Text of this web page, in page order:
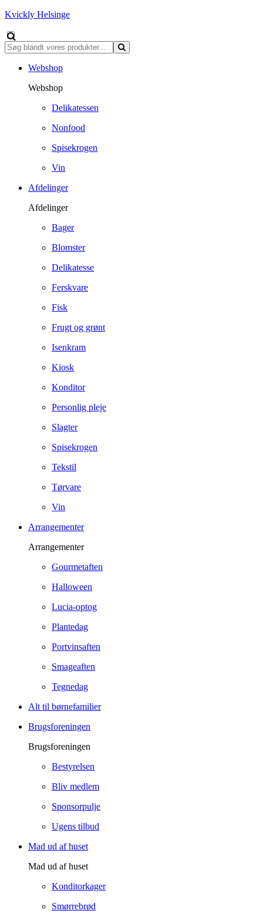
Kvickly Helsinge
Webshop
Webshop
Delikatessen
Nonfood
Spisekrogen
Vin
Afdelinger
Afdelinger
Bager
Blomster
Delikatesse
Ferskvare
Fisk
Frugt og grønt
Isenkram
Kiosk
Konditor
Personlig pleje
Slagter
Spisekrogen
Tekstil
Tørvare
Vin
Arrangementer
Arrangementer
Gourmetaften
Halloween
Lucia-optog
Plantedag
Portvinsaften
Smageaften
Tegnedag
Alt til børnefamilier
Brugsforeningen
Brugsforeningen
Bestyrelsen
Bliv medlem
Sponsorpulje
Ugens tilbud
Mad ud af huset
Mad ud af huset
Konditorkager
Smørrebrød